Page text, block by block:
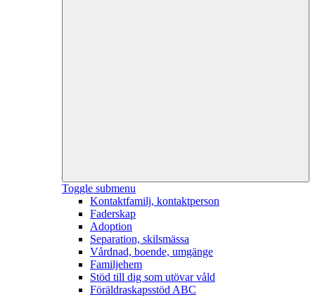
Toggle submenu
Kontaktfamilj, kontaktperson
Faderskap
Adoption
Separation, skilsmässa
Vårdnad, boende, umgänge
Familjehem
Stöd till dig som utövar våld
Föräldraskapsstöd ABC